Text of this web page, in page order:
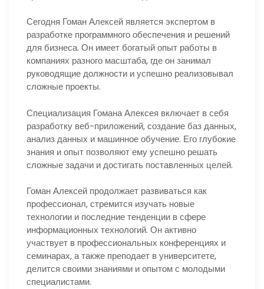
Сегодня Гоман Алексей является экспертом в
разработке программного обеспечения и решений
для бизнеса. Он имеет богатый опыт работы в
компаниях разного масштаба, где он занимал
руководящие должности и успешно реализовывал
сложные проекты.
Специализация Гомана Алексея включает в себя
разработку веб-приложений, создание баз данных,
анализ данных и машинное обучение. Его глубокие
знания и опыт позволяют ему успешно решать
сложные задачи и достигать поставленных целей.
Гоман Алексей продолжает развиваться как
профессионал, стремится изучать новые
технологии и последние тенденции в сфере
информационных технологий. Он активно
участвует в профессиональных конференциях и
семинарах, а также преподает в университете,
делится своими знаниями и опытом с молодыми
специалистами.